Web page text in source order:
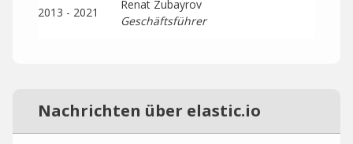
2013 - 2021
Renat Zubayrov
Geschäftsführer
Nachrichten über elastic.io